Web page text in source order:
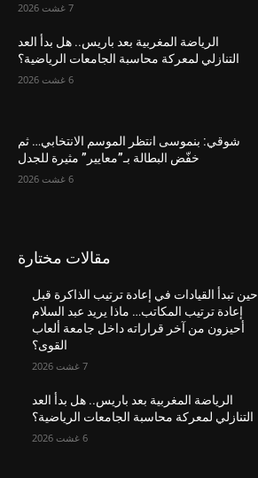
7 غشت 2026
الرياضة المغربية بعد باريس.. هل بدأ العد
التنازلي لمعركة محاسبة الجامعات الرياضية؟
6 غشت 2026
شوقي: بنموسى انتظر الموسم الانتخابي… ثم
خفّض البطالة بـ”معايير” مثيرة للجدل
6 غشت 2026
مقالات مختارة
حين تبدأ القيادات في إعادة ترتيب الذاكرة قبل
إعادة ترتيب المكاتب… ماذا يريد عبد السلام
أحيزون من آخر قراراته داخل جامعة ألعاب
القوى؟
7 غشت 2026
الرياضة المغربية بعد باريس.. هل بدأ العد
التنازلي لمعركة محاسبة الجامعات الرياضية؟
6 غشت 2026